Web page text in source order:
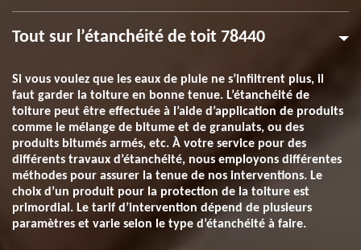
Tout sur l’étanchéité de toit 78440
Si vous voulez que les eaux de pluie ne s’infiltrent plus, il
faut garder la toiture en bonne tenue. L’étanchéité de
toiture peut être effectuée à l’aide d’application de produits
comme le mélange de bitume et de granulats, ou des
produits bitumés armés, etc. À votre service pour des
différents travaux d’étanchéité, nous employons différentes
méthodes pour assurer la tenue de nos interventions. Le
choix d’un produit pour la protection de la toiture est
primordial. Le tarif d’intervention dépend de plusieurs
paramètres et varie selon le type d’étanchéité à faire.